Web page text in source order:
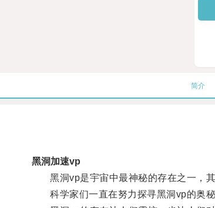
简介
黑洞加速vp
黑洞vp是宇宙中最神秘的存在之一，其
科学家们一直在努力探寻黑洞vp的奥秘